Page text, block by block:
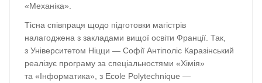
«Механіка».
Тісна співпраця щодо підготовки магістрів
налагоджена з закладами вищої освіти Франції. Так,
з Університетом Ніцци — Софії Антіполіс Каразінський
реалізує програму за спеціальностями «Хімія»
та «Інформатика», з Ecole Polytechnique —